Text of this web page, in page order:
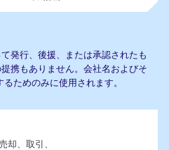
発行、後援、または承認されたも
携もありません。会社名およびそ
ためのみに使用されます。
却、取引、